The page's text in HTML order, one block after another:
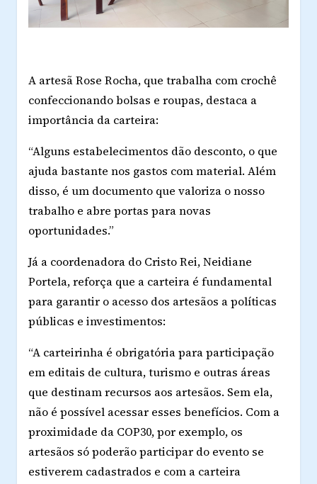
A artesã Rose Rocha, que trabalha com crochê
confeccionando bolsas e roupas, destaca a
importância da carteira:
“Alguns estabelecimentos dão desconto, o que
ajuda bastante nos gastos com material. Além
disso, é um documento que valoriza o nosso
trabalho e abre portas para novas
oportunidades.”
Já a coordenadora do Cristo Rei, Neidiane
Portela, reforça que a carteira é fundamental
para garantir o acesso dos artesãos a políticas
públicas e investimentos:
“A carteirinha é obrigatória para participação
em editais de cultura, turismo e outras áreas
que destinam recursos aos artesãos. Sem ela,
não é possível acessar esses benefícios. Com a
proximidade da COP30, por exemplo, os
artesãos só poderão participar do evento se
estiverem cadastrados e com a carteira